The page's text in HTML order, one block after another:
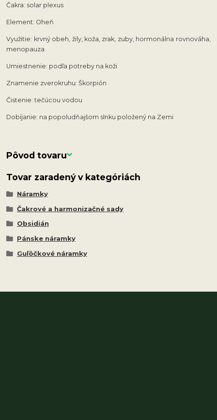
Čakra: solar plexus
Element: Oheň
Využitie: krvný obeh, žily, koža, zrak, zuby, hormonálna rovnováha,
menopauza
Umiestnenie: podľa potreby na koži
Znamenie zverokruhu: Škorpión
Čistenie: tečúcou vodou
Dobíjanie: na popoludňajšom slnku položený na Zemi
Pôvod tovaru
Tovar zaradený v kategóriách
Náramky
Čakrové a harmonizačné sady
Obsidián
Pánske náramky
Guľôčkové náramky